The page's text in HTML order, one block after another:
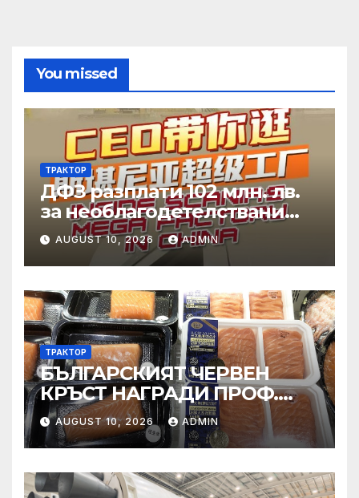
You missed
ТРАКТОР
ДФЗ разплати 102 млн. лв.
за необлагодетелствани
райони
AUGUST 10, 2026 ADMIN
ТРАКТОР
БЪЛГАРСКИЯТ ЧЕРВЕН
КРЪСТ НАГРАДИ ПРОФ.
ВАЛЕНТИН ДЖОНОВ С
„МЕДАЛ ЗА ЗАСЛУГИ НА
БЧК – ЗЛАТЕН“
AUGUST 10, 2026 ADMIN